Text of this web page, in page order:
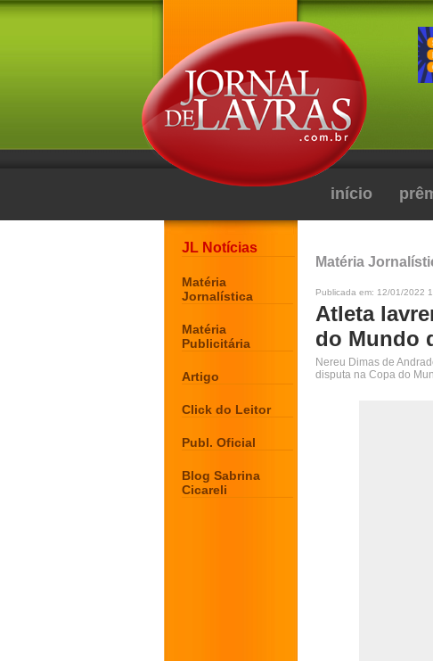
início
JL Notícias
Matéria
Jornalística
Matéria
Publicitária
Artigo
Click do Leitor
Publ. Oficial
Blog Sabrina
Cicareli
Matéria
Publicada em: 12/01/2022
Atleta
do Mundo
Nereu Dimas de
disputa na Copa do